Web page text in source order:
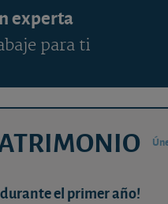
experta
para ti
durante el primer año!